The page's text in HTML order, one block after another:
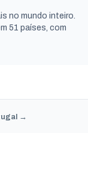
no mundo inteiro.
51 países, com
→